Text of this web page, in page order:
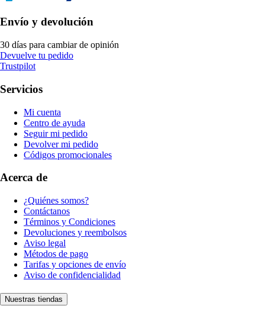
Envío y devolución
30 días para cambiar de opinión
Devuelve tu pedido
Trustpilot
Servicios
Mi cuenta
Centro de ayuda
Seguir mi pedido
Devolver mi pedido
Códigos promocionales
Acerca de
¿Quiénes somos?
Contáctanos
Términos y Condiciones
Devoluciones y reembolsos
Aviso legal
Métodos de pago
Tarifas y opciones de envío
Aviso de confidencialidad
Nuestras tiendas